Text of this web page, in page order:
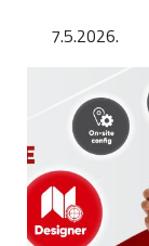
7.5.2026.